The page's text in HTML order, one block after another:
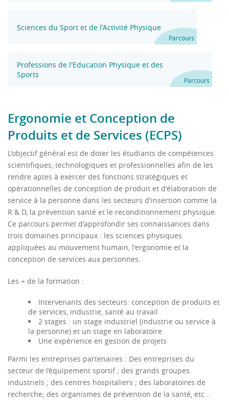
Sciences du Sport et de l'Activité Physique
Parcours
Professions de l'Education Physique et des
Sports
Parcours
Ergonomie et Conception de
Produits et de Services (ECPS)
L'objectif général est de doter les étudiants de compétences
scientifiques, technologiques et professionnelles afin de les
rendre aptes à exercer des fonctions stratégiques et
opérationnelles de conception de produit et d'élaboration de
service à la personne dans les secteurs d'insertion comme la
R & D, la prévention santé et le reconditionnement physique.
Ce parcours permet d'approfondir ses connaissances dans
trois domaines principaux : les sciences physiques
appliquées au mouvement humain, l'ergonomie et la
conception de services aux personnes.
Les + de la formation :
Intervenants des secteurs: conception de produits et
de services, industrie, santé au travail
2 stages : un stage industriel (industrie ou service à
la personne) et un stage en laboratoire
Une expérience en gestion de projets
Parmi les entreprises partenaires : Des entreprises du
secteur de l’équipement sportif ; des grands groupes
industriels ; des centres hospitaliers ; des laboratoires de
recherche; des organismes de prévention de la santé, etc…